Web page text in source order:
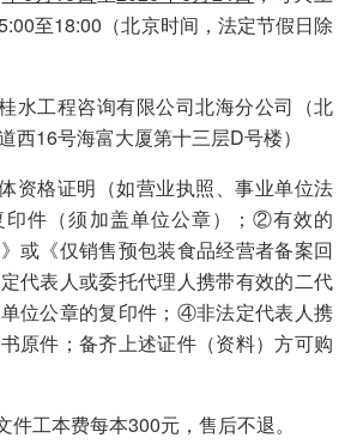
至18:00（北京时间，法定节假日除
水工程咨询有限公司北海分公司（北
西16号海富大厦第十三层D号楼）
资格证明（如营业执照、事业单位法
印件（须加盖单位公章）；②有效的
或《仅销售预包装食品经营者备案回
代表人或委托代理人携带有效的二代
位公章的复印件；④非法定代表人携
原件；备齐上述证件（资料）方可购
件工本费每本300元，售后不退。